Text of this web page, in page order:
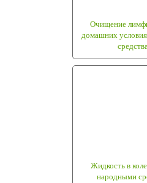
Очищение
домашних
Жидкость в
народными